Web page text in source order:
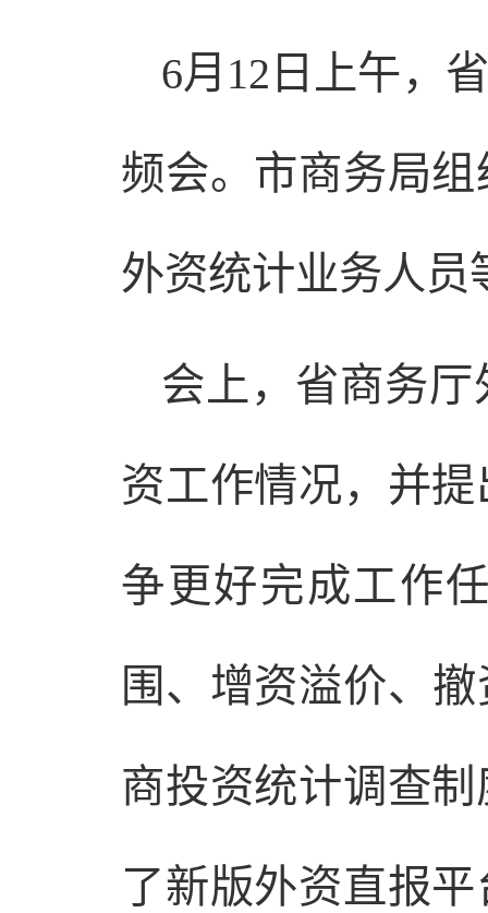
6月12日上午，
频会。市商务局
外资统计业务人员
会上，省商务
资工作情况，并
争更好完成工作
围、增资溢价、
商投资统计调查
了新版外资直报